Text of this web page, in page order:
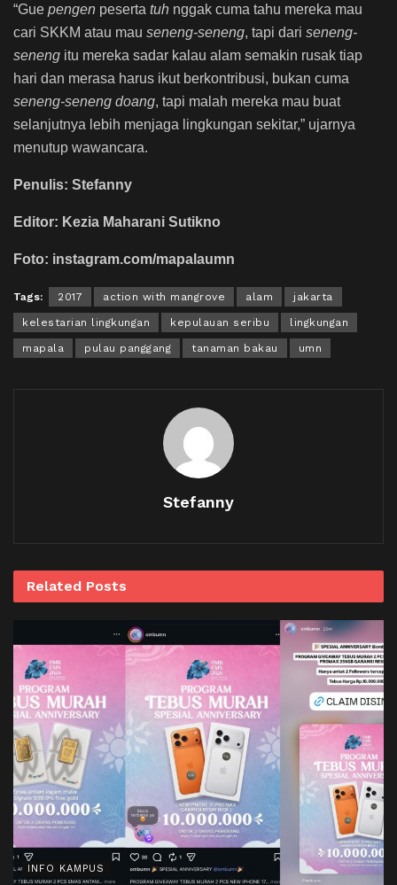
“Gue pengen peserta tuh nggak cuma tahu mereka mau
cari SKKM atau mau seneng-seneng, tapi dari seneng-
seneng itu mereka sadar kalau alam semakin rusak tiap
hari dan merasa harus ikut berkontribusi, bukan cuma
seneng-seneng doang, tapi malah mereka mau buat
selanjutnya lebih menjaga lingkungan sekitar,” ujarnya
menutup wawancara.
Penulis: Stefanny
Editor: Kezia Maharani Sutikno
Foto: instagram.com/mapalaumn
Tags: 2017 action with mangrove alam jakarta
kelestarian lingkungan kepulauan seribu lingkungan
mapala pulau panggang tanaman bakau umn
Stefanny
Related Posts
INFO KAMPUS